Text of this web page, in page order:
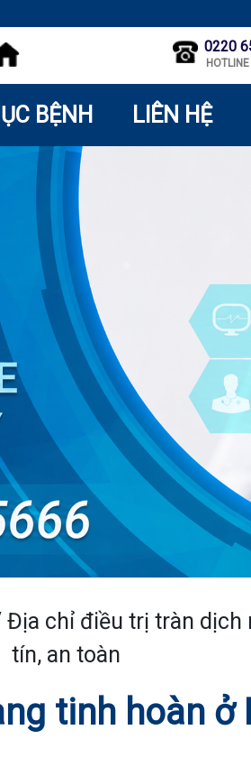
0220
BỆNH LIÊN HỆ
Địa chỉ điều trị tràn dịch
tín, an toàn
tinh hoàn ở